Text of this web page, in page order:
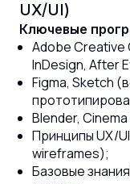
UX/UI)
Ключевые
Adobe Creative
InDesign, After
Figma, Sketch
Blender,
Принципы UX/
wireframes);
Базовые